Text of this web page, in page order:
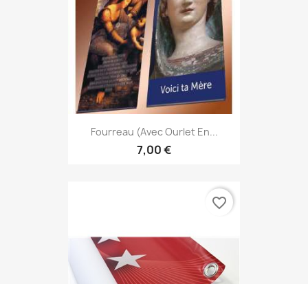
Fourreau (avec Ourlet En...
7,00 €
favorite_border